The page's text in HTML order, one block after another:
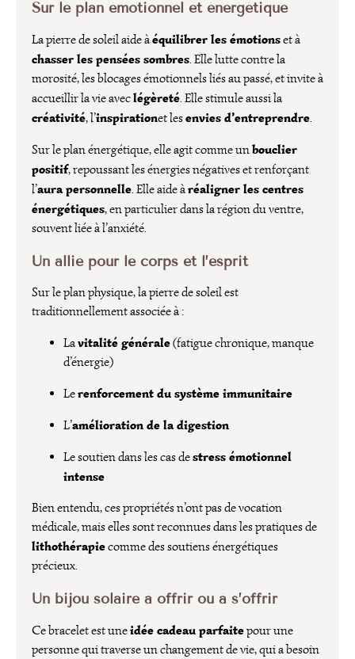
Sur le plan émotionnel et énergétique
La pierre de soleil aide àéquilibrer les émotionset à
chasser les pensées sombres. Elle lutte contre la
morosité, les blocages émotionnels liés au passé, et invite à
accueillir la vie aveclégèreté. Elle stimule aussi la
créativité, l’inspirationet lesenvies d’entreprendre.
Sur le plan énergétique, elle agit comme unbouclier
positif, repoussant les énergies négatives et renforçant
l’aura personnelle. Elle aide àréaligner les centres
énergétiques, en particulier dans la région du ventre,
souvent liée à l’anxiété.
Un allié pour le corps et l’esprit
Sur le plan physique, la pierre de soleil est
traditionnellement associée à :
Lavitalité générale(fatigue chronique, manque
d’énergie)
Lerenforcement du système immunitaire
L’amélioration de la digestion
Le soutien dans les cas destress émotionnel
intense
Bien entendu, ces propriétés n’ont pas de vocation
médicale, mais elles sont reconnues dans les pratiques de
lithothérapiecomme des soutiens énergétiques
précieux.
Un bijou solaire à offrir ou à s’offrir
Ce bracelet est uneidée cadeau parfaitepour une
personne qui traverse un changement de vie, qui a besoin